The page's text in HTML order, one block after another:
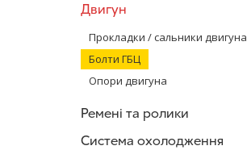
Двигун
Прокладки / сальники двигуна
Болти ГБЦ
Опори двигуна
Ремені та ролики
Система охолодження